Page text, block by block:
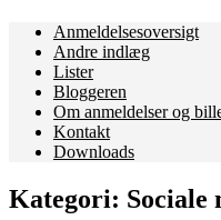
Anmeldelsesoversigt
Andre indlæg
Lister
Bloggeren
Om anmeldelser og
Kontakt
Downloads
Kategori: Sociale